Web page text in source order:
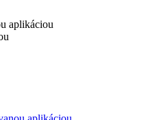
aplikáciou